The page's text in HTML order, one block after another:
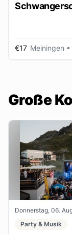
€17 Meiningen
Große
Donnerstag, 06.
Party & Musik